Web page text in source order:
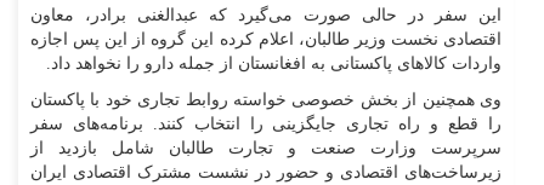
این سفر در حالی صورت می‌گیرد که عبدالغنی برادر، معاون
اقتصادی نخست وزیر طالبان، اعلام کرده این گروه از این پس اجازه
واردات کالاهای پاکستانی به افغانستان از جمله دارو را نخواهد داد.
وی همچنین از بخش خصوصی خواسته روابط تجاری خود با پاکستان
را قطع و راه تجاری جایگزینی را انتخاب کنند. برنامه‌های سفر
سرپرست وزارت صنعت و تجارت طالبان شامل بازدید از
زیرساخت‌های اقتصادی و حضور در نشست مشترک اقتصادی ایران